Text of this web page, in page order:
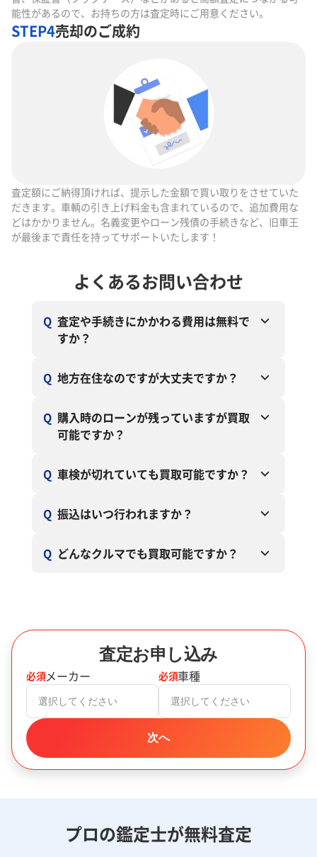
能性があるので、お持ちの方は査定時にご用意ください。
STEP4売却のご成約
査定額にご納得頂ければ、提示した金額で買い取りをさせていた
だきます。車輌の引き上げ料金も含まれているので、追加費用な
どはかかりません。名義変更やローン残債の手続きなど、旧車王
が最後まで責任を持ってサポートいたします！
よくあるお問い合わせ
Q 査定や手続きにかかわる費用は無料で
すか？
Q 地方在住なのですが大丈夫ですか？
Q 購入時のローンが残っていますが買取
可能ですか？
Q 車検が切れていても買取可能ですか？
Q 振込はいつ行われますか？
Q どんなクルマでも買取可能ですか？
査定お申し込み
必須メーカー
選択してください
必須車種
選択してください
次へ
プロの鑑定士が無料査定